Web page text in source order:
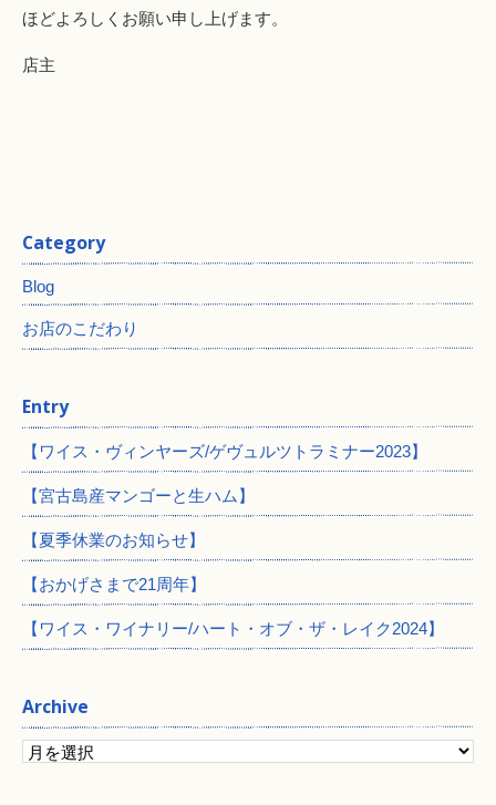
ほどよろしくお願い申し上げます。
店主
Category
Blog
お店のこだわり
Entry
【ワイス・ヴィンヤーズ/ゲヴュルツトラミナー2023】
【宮古島産マンゴーと生ハム】
【夏季休業のお知らせ】
【おかげさまで21周年】
【ワイス・ワイナリー/ハート・オブ・ザ・レイク2024】
Archive